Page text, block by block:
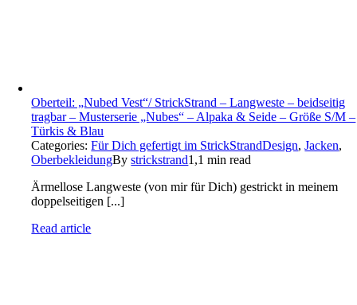
Oberteil: „Nubed Vest“/ StrickStrand – Langweste – beidseitig
tragbar – Musterserie „Nubes“ – Alpaka & Seide – Größe S/M –
Türkis & Blau
Categories:Für Dich gefertigt im StrickStrandDesign,Jacken,
OberbekleidungBystrickstrand1,1 min read
Ärmellose Langweste (von mir für Dich) gestrickt in meinem
doppelseitigen [...]
Read article